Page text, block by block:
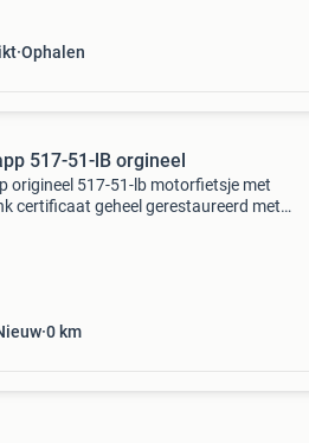
Ophalen
517-51-lB orgineel
origineel 517-51-lb motorfietsje met
certificaat geheel gerestaureerd met
0 km